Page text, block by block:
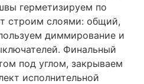
герметизируем по
строим слоями: общий,
диммирование и
Финальный
под углом, закрываем
исполнительной